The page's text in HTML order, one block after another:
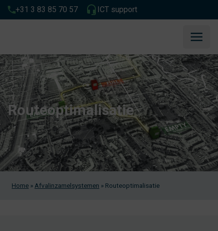
+31 3 83 85 70 57 ICT support
Routeoptimalisatie
Home » Afvalinzamelsystemen » Routeoptimalisatie